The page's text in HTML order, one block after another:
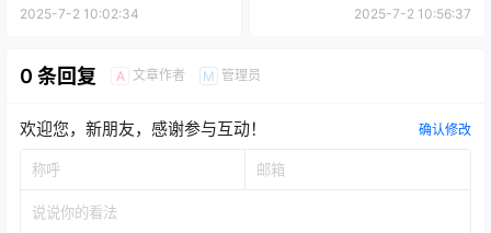
2025-7-2 10:02:34 2025-7-2 10:56:37
0 条回复 A 文章作者 M 管理员
欢迎您，新朋友，感谢参与互动！ 确认修改